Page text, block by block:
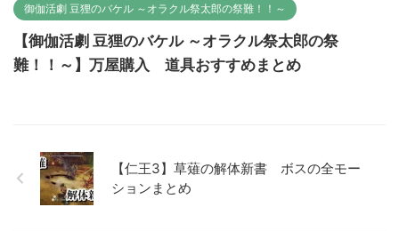
御伽活劇 豆狸のバケル ～オラクル祭太郎の祭難！！～
【御伽活劇 豆狸のバケル ～オラクル祭太郎の祭
難！！～】万屋購入 道具おすすめまとめ
【仁王3】草薙の解体新書 ボスの全モー
ションまとめ